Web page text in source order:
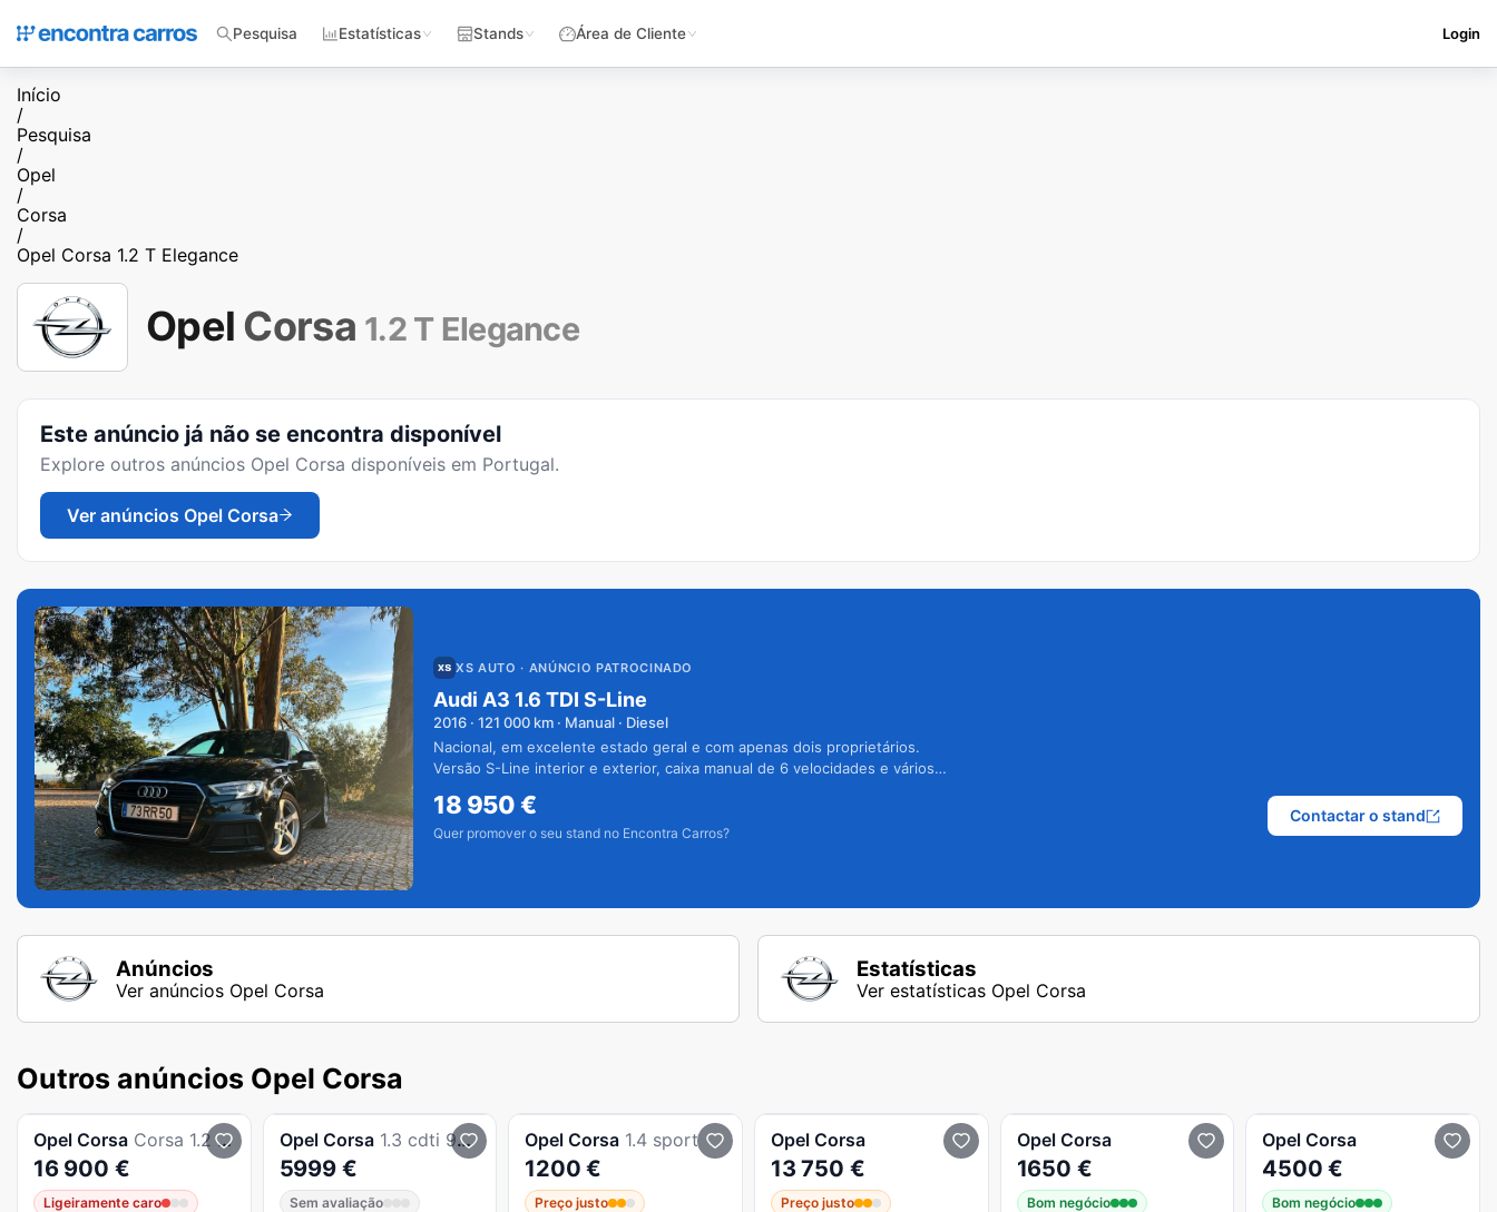
Pesquisa Estatísticas Stands Área de Cliente Login
Início
/
Pesquisa
/
Opel
/
Corsa
/
Opel Corsa 1.2 T Elegance
Opel Corsa 1.2 T Elegance
Este anúncio já não se encontra disponível
Explore outros anúncios Opel Corsa disponíveis em Portugal.
Ver anúncios Opel Corsa
XS AUTO · ANÚNCIO PATROCINADO
Audi A3 1.6 TDI S-Line
2016 · 121 000 km · Manual · Diesel
Nacional, em excelente estado geral e com apenas dois proprietários.
Versão S-Line interior e exterior, caixa manual de 6 velocidades e vários
18 950€
Quer promover o seu stand no Encontra Carros?
Contactar o stand
Anúncios
Ver anúncios Opel Corsa
Estatísticas
Ver estatísticas Opel Corsa
Outros anúncios Opel Corsa
Opel Corsa Corsa 1.2 Edition
16 900 €
Ligeiramente caro
Opel Corsa 1.3 cdti 95CVACmuito novo
5999 €
Sem avaliação
Opel Corsa 1.4 sport
1200 €
Preço justo
Opel Corsa
13 750 €
Preço justo
Opel Corsa
1650 €
Bom negócio
Opel Corsa
4500 €
Bom negócio